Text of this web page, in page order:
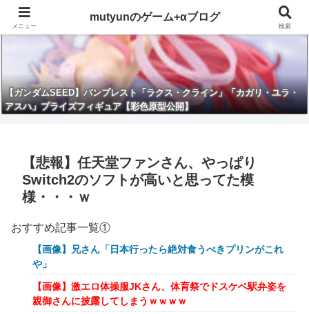
【ガンダムSEED】バンプレスト「ラクス・クライン」「カガリ・ユラ・
アスハ」プライズフィギュア【彩色原型公開】
【悲報】任天堂ファンさん、やっぱり
Switch2のソフトが高いと思ってた模
様・・・ｗ
おすすめ記事一覧①
【画像】兄さん「日本行ったら絶対食うべきプリンがこれ
や」
【画像】激エロ体操服JKさん、体育祭でドスケベ駅弁姿を
親御さんに披露してしまうｗｗｗｗ
メニュー
mutyunのゲーム+αブログ
検索